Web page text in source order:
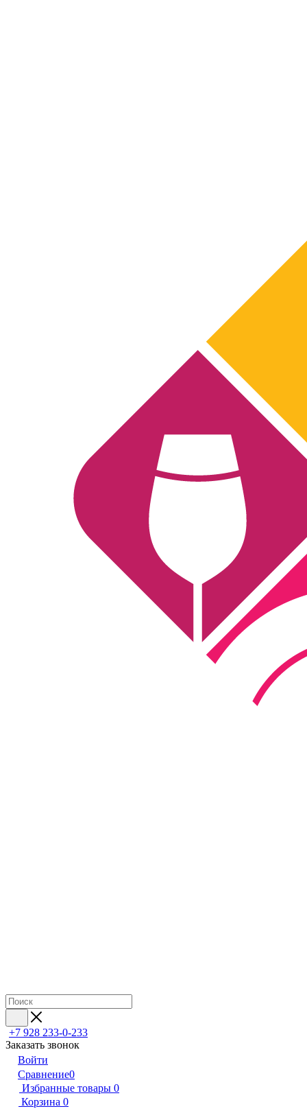
+7 928 233-0-233
Заказать звонок
Войти
Сравнение0
Избранные товары 0
Корзина 0